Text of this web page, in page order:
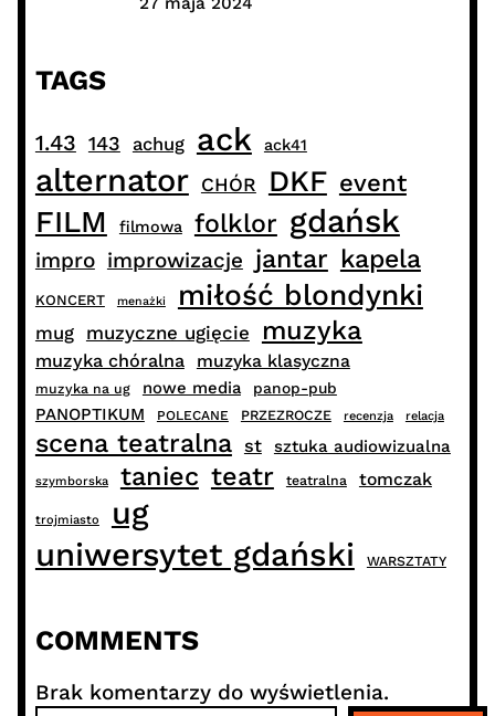
TAGS
1.43 143 achug ack ack41
alternator CHÓR DKF event
FILM filmowa folklor gdańsk
impro improwizacje jantar kapela
KONCERT menażki miłość blondynki
mug muzyczne ugięcie muzyka
muzyka chóralna muzyka klasyczna
muzyka na ug nowe media panop-pub
PANOPTIKUM POLECANE PRZEZROCZE recenzja relacja
scena teatralna st sztuka audiowizualna
szymborska taniec teatr teatralna tomczak
trojmiasto
ug
uniwersytet gdański
WARSZTATY
COMMENTS
Brak komentarzy do wyświetlenia.